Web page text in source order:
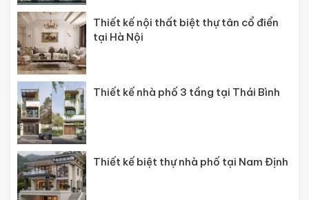
Thiết kế nội thất biệt thự tân cổ điển
tại Hà Nội
Thiết kế nhà phố 3 tầng tại Thái Bình
Thiết kế biệt thự nhà phố tại Nam Định